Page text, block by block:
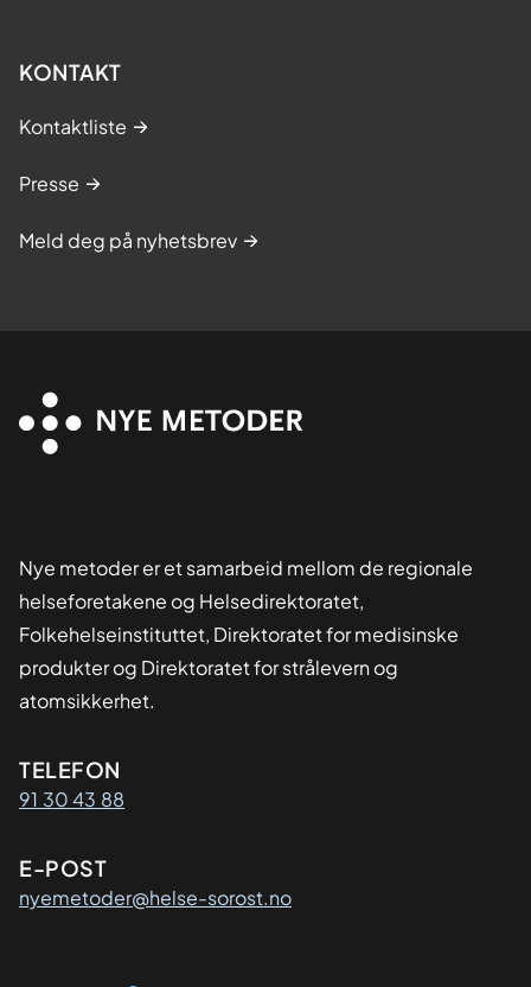
KONTAKT
Kontaktliste
Presse
Meld deg på nyhetsbrev
Nye metoder er et samarbeid mellom de regionale
helseforetakene og Helsedirektoratet,
Folkehelseinstituttet, Direktoratet for medisinske
produkter og Direktoratet for strålevern og
atomsikkerhet.
Kontaktinformasjon
TELEFON
91 30 43 88
E-POST
nyemetoder@helse-sorost.no
Organisasjon